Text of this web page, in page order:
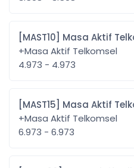
[MAST10] Masa
+Masa Aktif Telkomsel
4.973 - 4.973
[MAST15] Masa
+Masa Aktif Telkomsel
6.973 - 6.973